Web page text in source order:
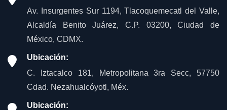
Av. Insurgentes Sur 1194, Tlacoquemecatl del Valle,
Alcaldía Benito Juárez, C.P. 03200, Ciudad de
México, CDMX.
Ubicación:
C. Iztacalco 181, Metropolitana 3ra Secc, 57750
Cdad. Nezahualcóyotl, Méx.
Ubicación: